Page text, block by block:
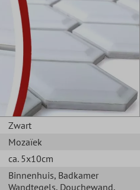
Zwart
Mozaïek
ca. 5x10cm
Binnenhuis, Badkamer
Wandtegels, Douchewand,